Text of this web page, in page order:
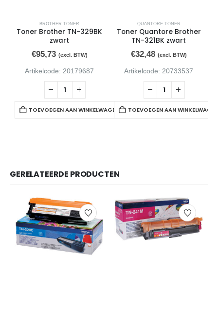
BROTHER TONER
Toner Brother TN-329BK
zwart
€95,73 (excl. BTW)
Artikelcode: 20179687
TOEVOEGEN AAN WINKELWAGEN
QUANTORE TONER
Toner Quantore Brother
TN-321BK zwart
€32,48 (excl. BTW)
Artikelcode: 20733537
TOEVOEGEN AAN
GERELATEERDE PRODUCTEN